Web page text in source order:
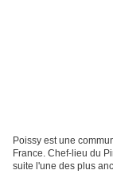
Poissy est une
France. Chef-lieu du
suite l'une des plus